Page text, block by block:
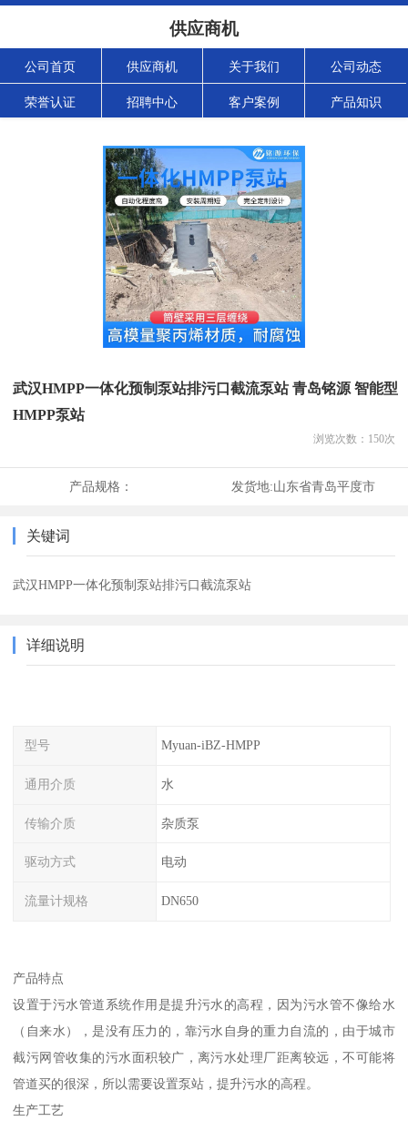
供应商机
公司首页 供应商机 关于我们 公司动态
荣誉认证 招聘中心 客户案例 产品知识
武汉HMPP一体化预制泵站排污口截流泵站 青岛铭源 智能型
HMPP泵站
浏览次数： 150次
产品规格： 发货地:山东省青岛平度市
关键词
武汉HMPP一体化预制泵站排污口截流泵站
详细说明
型号 Myuan-iBZ-HMPP
通用介质 水
传输介质 杂质泵
驱动方式 电动
流量计规格 DN650
产品特点
设置于污水管道系统作用是提升污水的高程，因为污水管不像给水
（自来水），是没有压力的，靠污水自身的重力自流的，由于城市
截污网管收集的污水面积较广，离污水处理厂距离较远，不可能将
管道买的很深，所以需要设置泵站，提升污水的高程。
生产工艺